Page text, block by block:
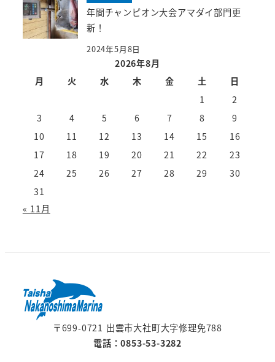
年間チャンピオン大会アマダイ部門更
新！
2024年5月8日
2026年8月
月
火 水 木 金 土
日
1
2
3
4 5 6 7 8
9
10
11 12 13 14 15
16
17
18 19 20 21 22
23
24
25 26 27 28 29
30
31
« 11月
〒699-0721 出雲市大社町大字修理免788
電話：0853-53-3282